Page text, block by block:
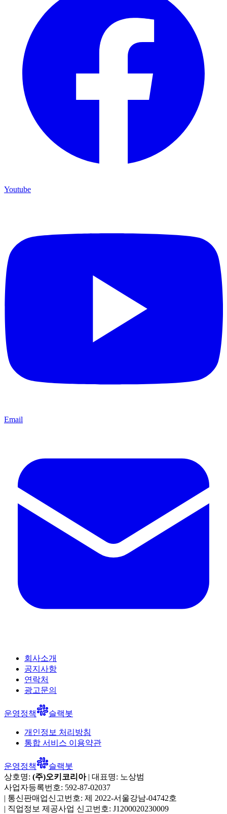
Youtube
Email
회사소개
공지사항
연락처
광고문의
운영정책 슬랙봇
개인정보 처리방침
통합 서비스 이용약관
운영정책
슬랙봇
상호명: (주)오키코리아| 대표명: 노상범
사업자등록번호: 592-87-02037
| 통신판매업신고번호: 제 2022-서울강남-04742호
| 직업정보 제공사업 신고번호: J1200020230009